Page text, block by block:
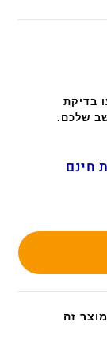
בדיקת
שלכם.
חינם